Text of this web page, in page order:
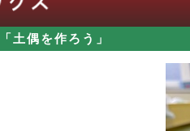
土偶を作ろう」